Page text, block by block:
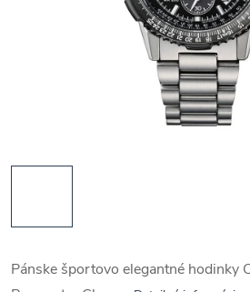
Pánske športovo elegantné hodinky